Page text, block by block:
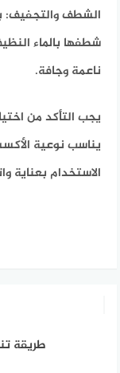
الشطف والتجفيف:
شطفها بالماء
ناعمة وجافة.
يجب التأكد من
يناسب نوعية
الاستخدام بعناية
طريقة